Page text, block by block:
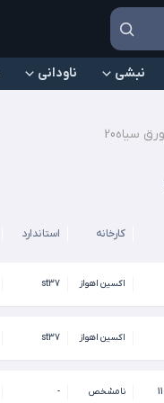
نبشی ناودانی
ورق سیاه20
کارخانه استاندارد
اکسین اهواز st37
اکسین اهواز st37
نامشخص -